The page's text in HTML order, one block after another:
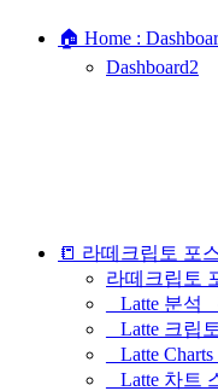
🏠 Home :
Dashboard2
📒 라떼크립토 포
라떼크립토
_ Latte 분석
_ Latte 크립
_ Latte
_ Latte 차트